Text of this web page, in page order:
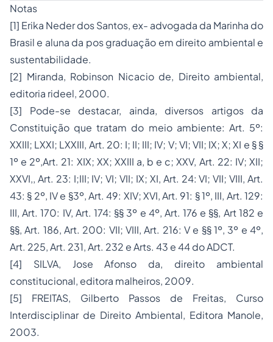
Notas
[1] Erika Neder dos Santos, ex- advogada da Marinha do
Brasil e aluna da pos graduação em direito ambiental e
sustentabilidade.
[2] Miranda, Robinson Nicacio de, Direito ambiental,
editoria rideel, 2000.
[3] Pode-se destacar, ainda, diversos artigos da
Constituição que tratam do meio ambiente: Art. 5º:
XXIII; LXXI; LXXIII, Art. 20: I; II; III; IV; V; VI; VII; IX; X; XI e § §
1º e 2º,Art. 21: XIX; XX; XXIII a, b e c; XXV, Art. 22: IV; XII;
XXVI,, Art. 23: I;III; IV; VI; VII; IX; XI, Art. 24: VI; VII; VIII, Art.
43: § 2º, IV e §3º, Art. 49: XIV; XVI, Art. 91: § 1º, III, Art. 129:
III, Art. 170: IV, Art. 174: §§ 3º e 4º, Art. 176 e §§, Art 182 e
§§, Art. 186, Art. 200: VII; VIII, Art. 216: V e §§ 1º, 3º e 4º,
Art. 225, Art. 231, Art. 232 e Arts. 43 e 44 do ADCT.
[4] SILVA, Jose Afonso da, direito ambiental
constitucional, editora malheiros, 2009.
[5] FREITAS, Gilberto Passos de Freitas, Curso
Interdisciplinar de Direito Ambiental, Editora Manole,
2003.